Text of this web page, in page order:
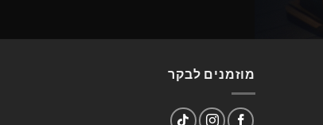
מוזמנים לבקר